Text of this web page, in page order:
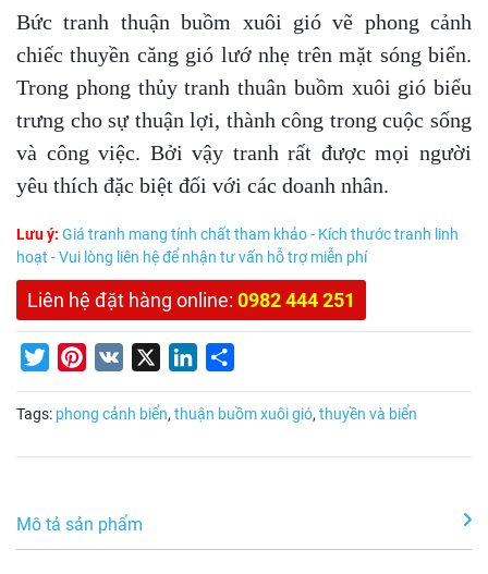
Bức tranh thuận buồm xuôi gió vẽ phong cảnh
chiếc thuyền căng gió lướ nhẹ trên mặt sóng biển.
Trong phong thủy tranh thuân buồm xuôi gió biểu
trưng cho sự thuận lợi, thành công trong cuộc sống
và công việc. Bởi vậy tranh rất được mọi người
yêu thích đặc biệt đối với các doanh nhân.
Lưu ý: Giá tranh mang tính chất tham khảo - Kích thước tranh linh
hoạt - Vui lòng liên hệ để nhận tư vấn hỗ trợ miễn phí
Liên hệ đặt hàng online: 0982 444 251
TwitterPinterest
VK LinkedIn
Tags: phong cảnh biển, thuận buồm xuôi gió, thuyền và biển
Mô tả sản phẩm